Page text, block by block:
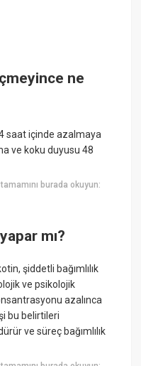
ne
saat içinde azalmaya
ve koku duyusu 48
tamamını burada okuyun:
mı?
şiddetli bağımlılık
ve psikolojik
azalınca
bu belirtileri
ve süreç bağımlılık